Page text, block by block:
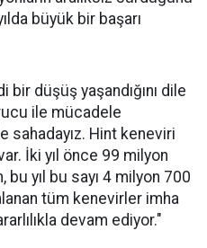
büyük bir başarı
düşüş yaşandığını dile
ile mücadele
sahadayız. Hint keneviri
İki yıl önce 99 milyon
yıl bu sayı 4 milyon 700
tüm kenevirler imha
devam ediyor."